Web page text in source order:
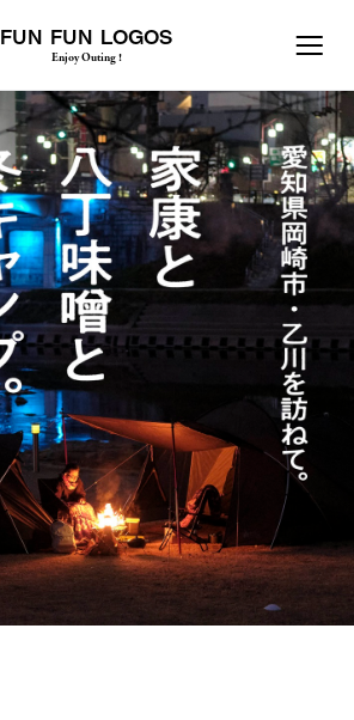
FUN FUN LOGOS
Enjoy Outing !